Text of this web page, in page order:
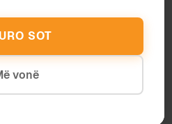
SOT
vonë